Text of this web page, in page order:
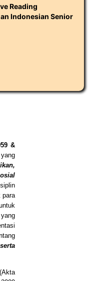
Reading
Indonesian Senior
&
para